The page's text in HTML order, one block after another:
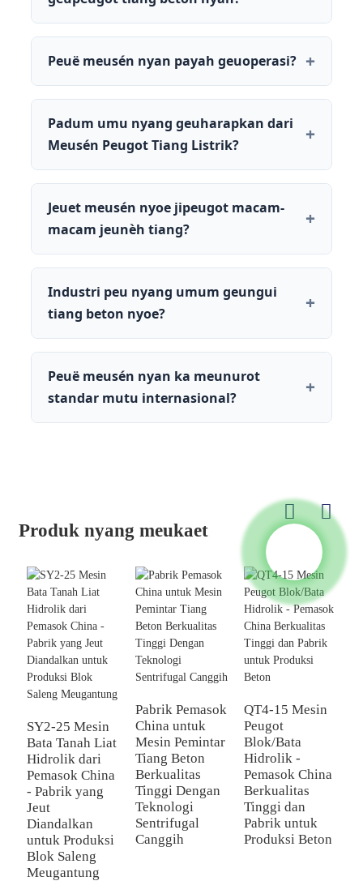
Peuë meusén nyan payah geuoperasi?
Padum umu nyang geuharapkan dari
Meusén Peugot Tiang Listrik?
Jeuet meusén nyoe jipeugot macam-
macam jeunèh tiang?
Industri peu nyang umum geungui
tiang beton nyoe?
Peuë meusén nyan ka meunurot
standar mutu internasional?
Produk nyang meukaet
SY2-25 Mesin
Bata Tanah Liat
Hidrolik dari
Pemasok China
- Pabrik yang
Jeut
Diandalkan
untuk Produksi
Blok Saleng
Meugantung
Pabrik Pemasok
China untuk
Mesin Pemintar
Tiang Beton
Berkualitas
Tinggi Dengan
Teknologi
Sentrifugal
Canggih
QT4-15 Mesin
Peugot
Blok/Bata
Hidrolik -
Pemasok China
Berkualitas
Tinggi dan
Pabrik untuk
Produksi Beton